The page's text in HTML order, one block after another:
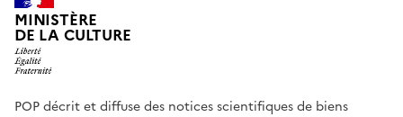
MINISTÈRE
DE LA CULTURE
POP décrit et diffuse des notices scientifiques de biens